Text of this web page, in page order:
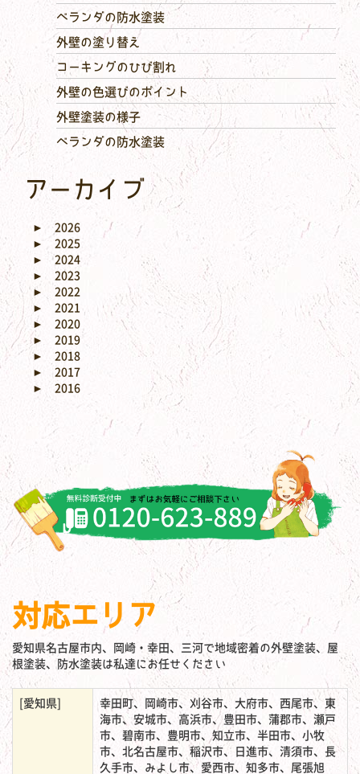
ベランダの防水塗装
外壁の塗り替え
コーキングのひび割れ
外壁の色選びのポイント
外壁塗装の様子
ベランダの防水塗装
アーカイブ
►
2026
►
2025
►
2024
►
2023
►
2022
►
2021
►
2020
►
2019
►
2018
►
2017
►
2016
対応エリア
愛知県名古屋市内、岡崎・幸田、三河で地域密着の外壁塗装、屋
根塗装、防水塗装は私達にお任せください
[愛知県]
幸田町、岡崎市、刈谷市、大府市、西尾市、東
海市、安城市、高浜市、豊田市、蒲郡市、瀬戸
市、碧南市、豊明市、知立市、半田市、小牧
市、北名古屋市、稲沢市、日進市、清須市、長
久手市、みよし市、愛西市、知多市、尾張旭